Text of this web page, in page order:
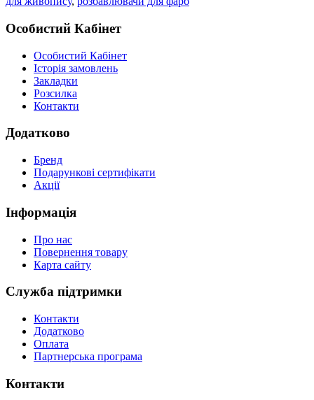
Особистий Кабінет
Особистий Кабінет
Історія замовлень
Закладки
Розсилка
Контакти
Додатково
Бренд
Подарункові сертифікати
Акції
Інформація
Про нас
Повернення товару
Карта сайту
Служба підтримки
Контакти
Додатково
Оплата
Партнерська програма
Контакти